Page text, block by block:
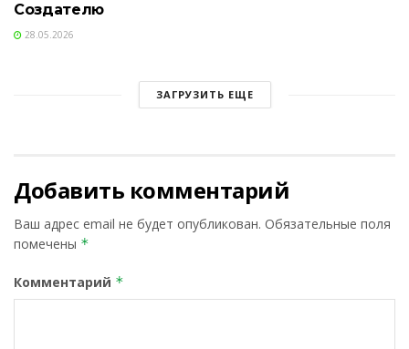
Создателю
28.05.2026
ЗАГРУЗИТЬ ЕЩЕ
Добавить комментарий
Ваш адрес email не будет опубликован. Обязательные поля
помечены *
Комментарий *